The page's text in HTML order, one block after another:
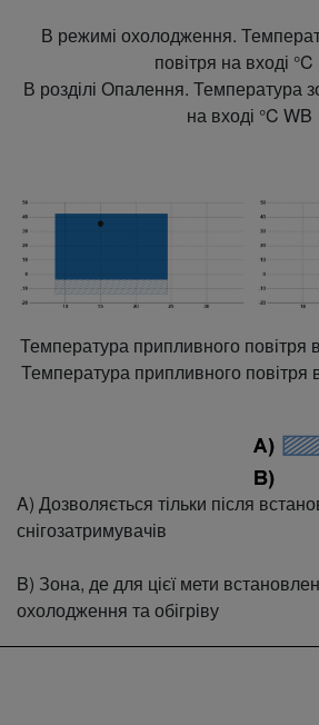
В режимі охолодження.
повітря на вході
В розділі Опалення. Температура
на вході °C WB
Температура припливного повітря
Температура припливного повітря
A) Дозволяється тільки після
снігозатримувачів
B) Зона, де для цієї мети
охолодження та обігріву